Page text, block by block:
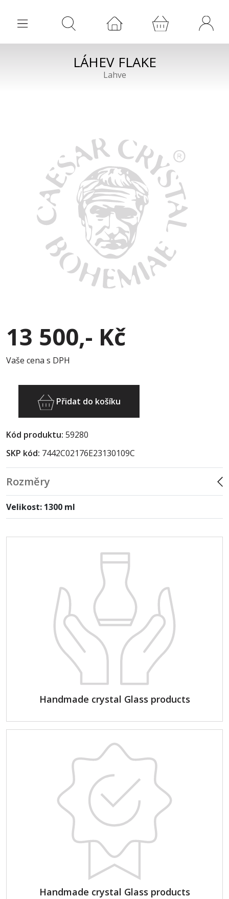
LÁHEV FLAKE
Lahve
13 500,- Kč
Vaše cena s DPH
Přidat do košíku
Kód produktu: 59280
SKP kód: 7442C02176E23130109C
Rozměry
Velikost: 1300 ml
Handmade crystal Glass products
Handmade crystal Glass products